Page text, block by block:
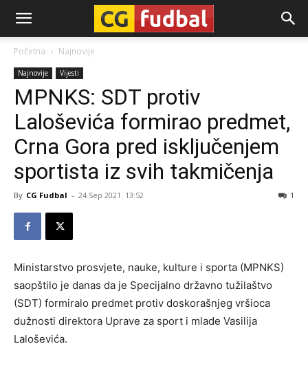
CG-
Fudbal
Početna Najnovije
Najnovije Vijesti
MPNKS: SDT protiv
Laloševića formirao predmet,
Crna Gora pred isključenjem
sportista iz svih takmičenja
By CG Fudbal - 24 Sep 2021. 13:52 1
Ministarstvo prosvjete, nauke, kulture i sporta (MPNKS)
saopštilo je danas da je Specijalno državno tužilaštvo
(SDT) formiralo predmet protiv doskorašnjeg vršioca
dužnosti direktora Uprave za sport i mlade Vasilija
Laloševića.